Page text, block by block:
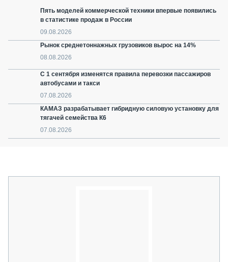
Пять моделей коммерческой техники впервые появились
в статистике продаж в России
09.08.2026
Рынок среднетоннажных грузовиков вырос на 14%
08.08.2026
С 1 сентября изменятся правила перевозки пассажиров
автобусами и такси
07.08.2026
КАМАЗ разрабатывает гибридную силовую установку для
тягачей семейства К6
07.08.2026